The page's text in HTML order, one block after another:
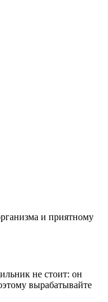
и приятному
не стоит: он
вырабатывайте